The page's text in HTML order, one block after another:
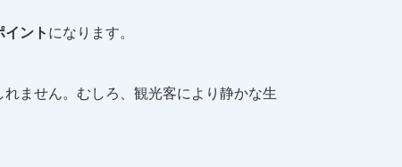
ントになります。
ません。むしろ、観光客により静かな生